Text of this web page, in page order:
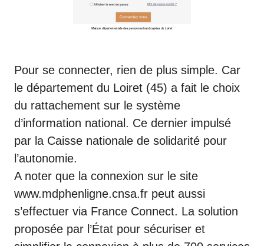
Pour se connecter, rien de plus simple. Car
le département du Loiret (45) a fait le choix
du rattachement sur le système
d’information national. Ce dernier impulsé
par la Caisse nationale de solidarité pour
l’autonomie.
A noter que la connexion sur le site
www.mdphenligne.cnsa.fr peut aussi
s’effectuer via France Connect. La solution
proposée par l’État pour sécuriser et